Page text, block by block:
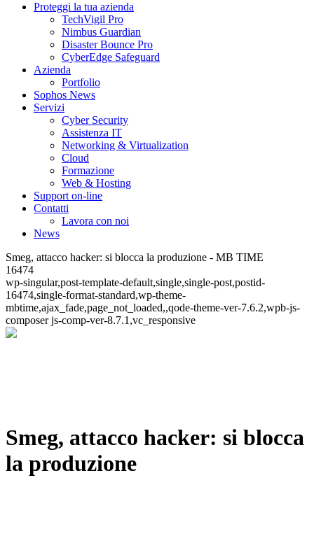
Proteggi la tua azienda
TechVigil Pro
Nimbus Guardian
Disaster Bounce Pro
CyberEdge Safeguard
Azienda
Portfolio
Sophos News
Servizi
Cyber Security
Assistenza IT
Networking & Virtualization
Cloud
Formazione
Web & Hosting
Support on-line
Contatti
Lavora con noi
News
Smeg, attacco hacker: si blocca la produzione - MB TIME
16474
wp-singular,post-template-default,single,single-post,postid-
16474,single-format-standard,wp-theme-
mbtime,ajax_fade,page_not_loaded,,qode-theme-ver-7.6.2,wpb-js-
composer js-comp-ver-8.7.1,vc_responsive
Smeg, attacco hacker: si blocca
la produzione